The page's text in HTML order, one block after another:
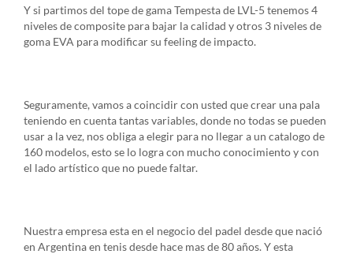
Y si partimos del tope de gama Tempesta de LVL-5 tenemos 4
niveles de composite para bajar la calidad y otros 3 niveles de
goma EVA para modificar su feeling de impacto.
Seguramente, vamos a coincidir con usted que crear una pala
teniendo en cuenta tantas variables, donde no todas se pueden
usar a la vez, nos obliga a elegir para no llegar a un catalogo de
160 modelos, esto se lo logra con mucho conocimiento y con
el lado artístico que no puede faltar.
Nuestra empresa esta en el negocio del padel desde que nació
en Argentina en tenis desde hace mas de 80 años. Y esta